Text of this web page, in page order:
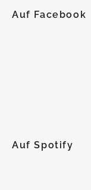
Auf Facebook
Auf Spotify